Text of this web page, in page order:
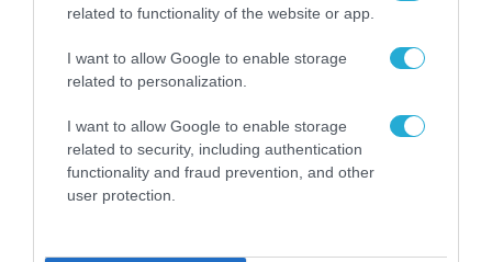
related to functionality of the website or app.
I want to allow Google to enable storage
related to personalization.
I want to allow Google to enable storage
related to security, including authentication
functionality and fraud prevention, and other
user protection.
«Οι εντελώς αθώοι»: Η ανάρτηση του Αρκά για
τα ζώα που χάθηκαν στις πυρκαγιές της
Αττικής (φωτο)